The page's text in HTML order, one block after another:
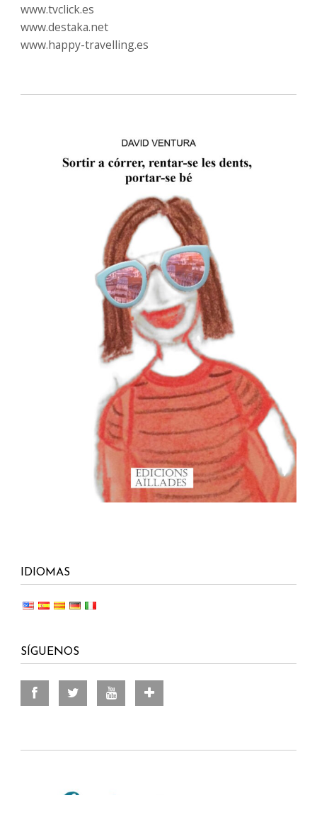
www.tvclick.es
www.destaka.net
www.happy-travelling.es
IDIOMAS
SÍGUENOS